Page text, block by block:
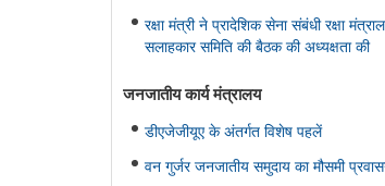
रक्षा मंत्री ने प्रादेशिक सेना संबंधी रक्षा
सलाहकार समिति की बैठक की अध्यक्षता की
जनजातीय कार्य मंत्रालय
डीएजेजीयूए के अंतर्गत विशेष पहलें
वन गुर्जर जनजातीय समुदाय का मौसमी